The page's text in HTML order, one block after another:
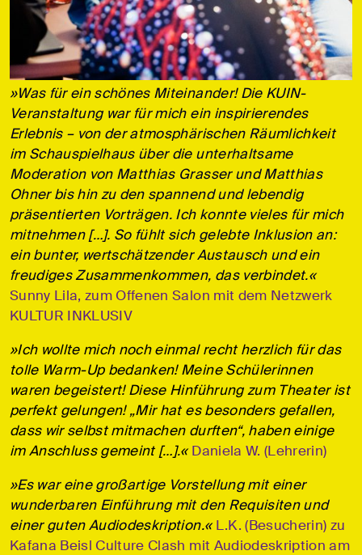
»Was für ein schönes Miteinander! Die KUIN-
Veranstaltung war für mich ein inspirierendes
Erlebnis – von der atmosphärischen Räumlichkeit
im Schauspielhaus über die unterhaltsame
Moderation von Matthias Grasser und Matthias
Ohner bis hin zu den spannend und lebendig
präsentierten Vorträgen. Ich konnte vieles für mich
mitnehmen […]. So fühlt sich gelebte Inklusion an:
ein bunter, wertschätzender Austausch und ein
freudiges Zusammenkommen, das verbindet.«
Sunny Lila, zum Offenen Salon mit dem Netzwerk
KULTUR INKLUSIV
»Ich wollte mich noch einmal recht herzlich für das
tolle Warm-Up bedanken! Meine Schülerinnen
waren begeistert! Diese Hinführung zum Theater ist
perfekt gelungen! „Mir hat es besonders gefallen,
dass wir selbst mitmachen durften“, haben einige
im Anschluss gemeint […].«Daniela W. (Lehrerin)
»Es war eine großartige Vorstellung mit einer
wunderbaren Einführung mit den Requisiten und
einer guten Audiodeskription.«L.K. (Besucherin) zu
Kafana Beisl Culture Clash mit Audiodeskription am